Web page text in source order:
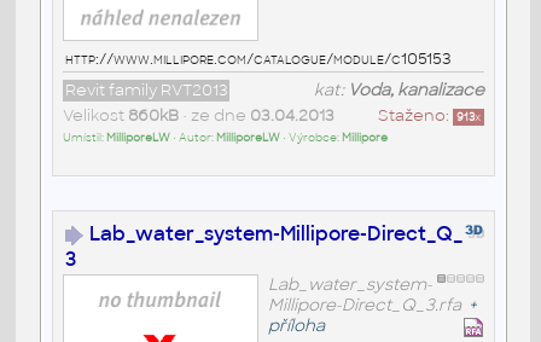
http://www.millipore.com/catalogue/module/c105153
kat: Voda, kanalizace
Revit family RVT2013
Staženo: 913x
Velikost 860kB• ze dne 03.04.2013
Umístil: MilliporeLW• Autor: MilliporeLW• Výrobce: Millipore
Lab_water_system-Millipore-Direct_Q_
3
Lab_water_system-
Millipore-Direct_Q_3.rfa +
příloha